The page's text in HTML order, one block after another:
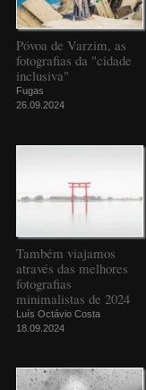
Póvoa de Varzim, as
fotografias da "cidade
inclusiva"
Fugas
26.09.2024
Também viajamos
através das melhores
fotografias
minimalistas de 2024
Luís Octávio Costa
18.09.2024